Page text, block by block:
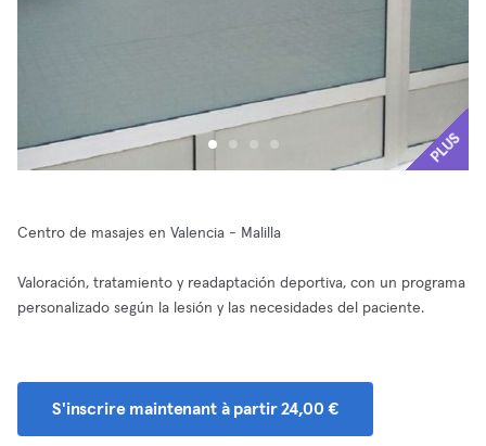
PLUS
Centro de masajes en Valencia - Malilla
Valoración, tratamiento y readaptación deportiva, con un programa
personalizado según la lesión y las necesidades del paciente.
S'inscrire maintenant à partir 24,00 €